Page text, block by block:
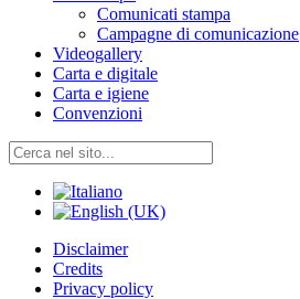
Comunicati stampa
Campagne di comunicazione
Videogallery
Carta e digitale
Carta e igiene
Convenzioni
Disclaimer
Credits
Privacy policy